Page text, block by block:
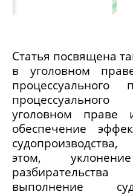
Статья посвящена
в уголовном
уголовном праве
обеспечение
этом,
выполнение